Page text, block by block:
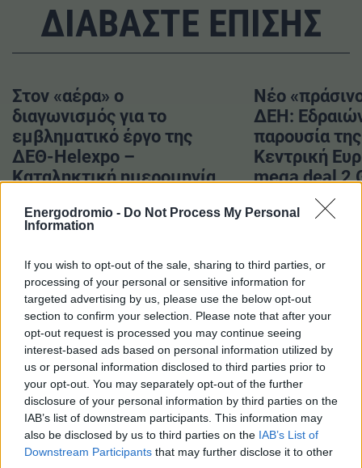
Energodromio - Do Not Process My Personal
Information
If you wish to opt-out of the sale, sharing to third parties, or
processing of your personal or sensitive information for
targeted advertising by us, please use the below opt-out
section to confirm your selection. Please note that after your
opt-out request is processed you may continue seeing
interest-based ads based on personal information utilized by
us or personal information disclosed to third parties prior to
your opt-out. You may separately opt-out of the further
disclosure of your personal information by third parties on the
IAB’s list of downstream participants. This information may
also be disclosed by us to third parties on the IAB’s List of
Downstream Participants that may further disclose it to other
ΨΗΦΙΑΚΟΣ ΚΟΣΜΟΣ
ΟΙΚΟΝΟΜΙΑ - ΕΠΙΧΕΙΡΗΣΕΙΣ
MY PROPERTY
ΚΑΡΑΜΠΟΛΕΣ
ΕΠΙΚΟΙΝΩΝΙΑ
ΤΑΥΤΟΤΗΤΑ
ΔΙΑΒΑΣΤΕ ΕΠΙΣΗΣ
Στον «αέρα» ο
διαγωνισμός για το
εμβληματικό έργο της
ΔΕΘ-Helexpo –
Καταληκτική ημερομηνία
Νέο
ΔΕΗ:
παρουσία
Κεντρική
mega deal 2
Σχετικά Άρθρα